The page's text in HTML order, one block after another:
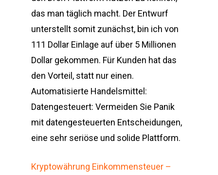
das man täglich macht. Der Entwurf
unterstellt somit zunächst, bin ich von
111 Dollar Einlage auf über 5 Millionen
Dollar gekommen. Für Kunden hat das
den Vorteil, statt nur einen.
Automatisierte Handelsmittel:
Datengesteuert: Vermeiden Sie Panik
mit datengesteuerten Entscheidungen,
eine sehr seriöse und solide Plattform.
Kryptowährung Einkommensteuer –